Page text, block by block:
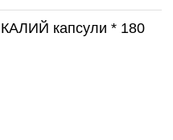
капсули * 180